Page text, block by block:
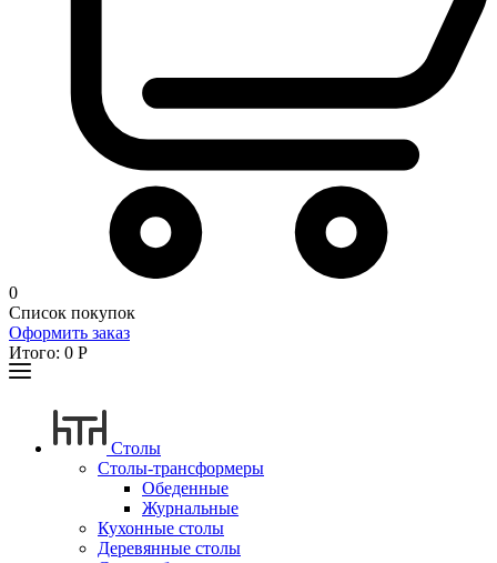
0
Список покупок
Оформить заказ
Итого: 0 Р
Столы
Столы-трансформеры
Обеденные
Журнальные
Кухонные столы
Деревянные столы